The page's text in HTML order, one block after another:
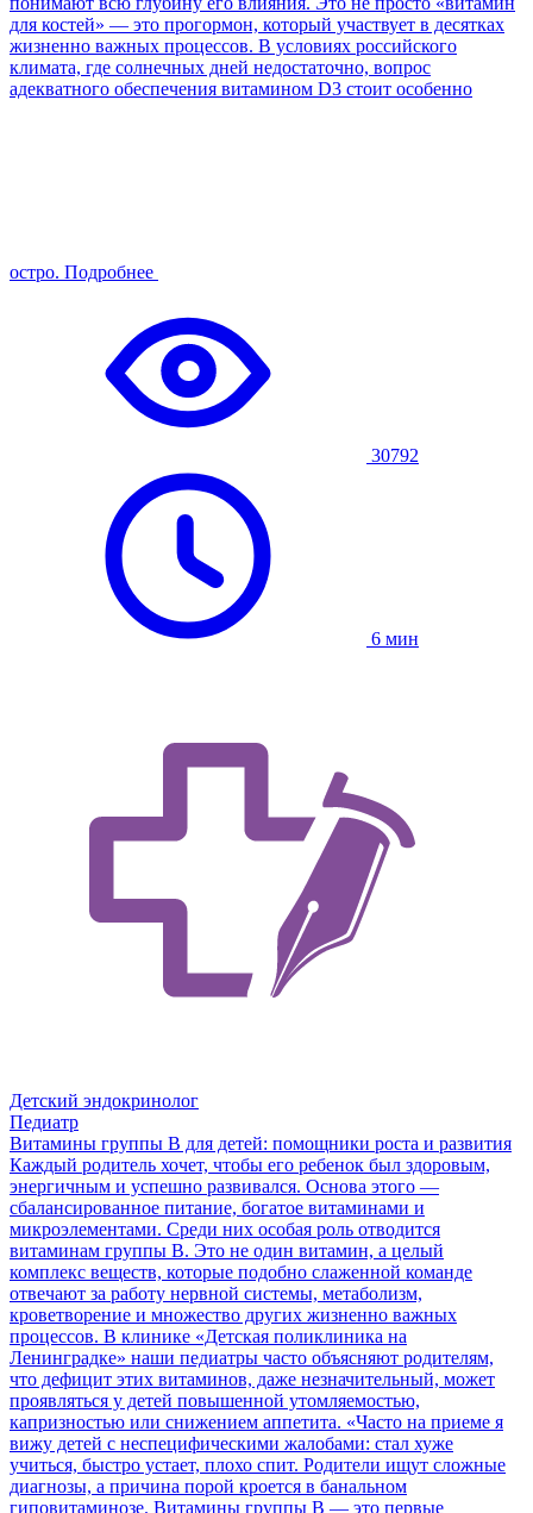
для костей» — это прогормон, который участвует в десятках
жизненно важных процессов. В условиях российского
климата, где солнечных дней недостаточно, вопрос
адекватного обеспечения витамином D3 стоит особенно
остро. Подробнее
30792
6 мин
Детский эндокринолог
Педиатр
Витамины группы B для детей: помощники роста и развития
Каждый родитель хочет, чтобы его ребенок был здоровым,
энергичным и успешно развивался. Основа этого —
сбалансированное питание, богатое витаминами и
микроэлементами. Среди них особая роль отводится
витаминам группы B. Это не один витамин, а целый
комплекс веществ, которые подобно слаженной команде
отвечают за работу нервной системы, метаболизм,
кроветворение и множество других жизненно важных
процессов. В клинике «Детская поликлиника на
Ленинградке» наши педиатры часто объясняют родителям,
что дефицит этих витаминов, даже незначительный, может
проявляться у детей повышенной утомляемостью,
капризностью или снижением аппетита. «Часто на приеме я
вижу детей с неспецифическими жалобами: стал хуже
учиться, быстро устает, плохо спит. Родители ищут сложные
диагнозы, а причина порой кроется в банальном
гиповитаминозе. Витамины группы B — это первые